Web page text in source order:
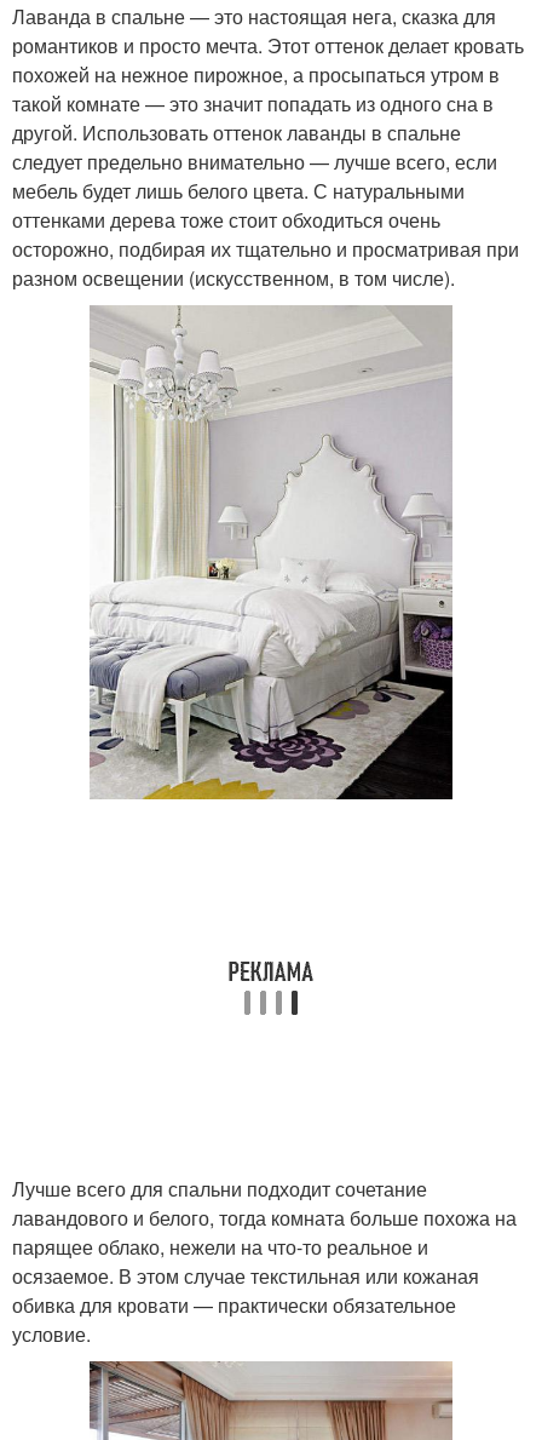
Лаванда в спальне — это настоящая нега, сказка для
романтиков и просто мечта. Этот оттенок делает кровать
похожей на нежное пирожное, а просыпаться утром в
такой комнате — это значит попадать из одного сна в
другой. Использовать оттенок лаванды в спальне
следует предельно внимательно — лучше всего, если
мебель будет лишь белого цвета. С натуральными
оттенками дерева тоже стоит обходиться очень
осторожно, подбирая их тщательно и просматривая при
разном освещении (искусственном, в том числе).
Лучше всего для спальни подходит сочетание
лавандового и белого, тогда комната больше похожа на
парящее облако, нежели на что-то реальное и
осязаемое. В этом случае текстильная или кожаная
обивка для кровати — практически обязательное
условие.